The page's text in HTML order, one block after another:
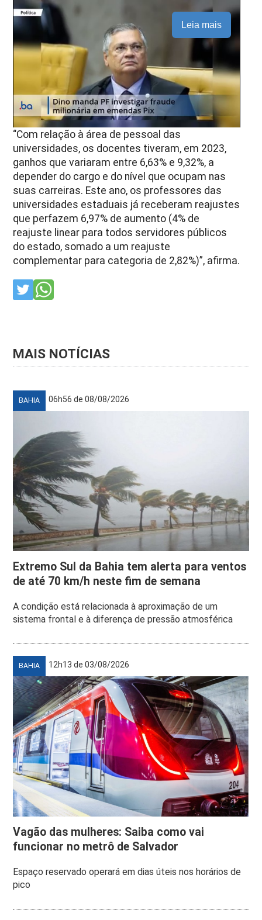
Leia mais
“Com relação à área de pessoal das
universidades, os docentes tiveram, em 2023,
ganhos que variaram entre 6,63% e 9,32%, a
depender do cargo e do nível que ocupam nas
suas carreiras. Este ano, os professores das
universidades estaduais já receberam reajustes
que perfazem 6,97% de aumento (4% de
reajuste linear para todos servidores públicos
do estado, somado a um reajuste
complementar para categoria de 2,82%)”, afirma.
MAIS NOTÍCIAS
BAHIA 06h56 de 08/08/2026
Extremo Sul da Bahia tem alerta para ventos
de até 70 km/h neste fim de semana
A condição está relacionada à aproximação de um
sistema frontal e à diferença de pressão atmosférica
BAHIA 12h13 de 03/08/2026
Vagão das mulheres: Saiba como vai
funcionar no metrô de Salvador
Espaço reservado operará em dias úteis nos horários de
pico